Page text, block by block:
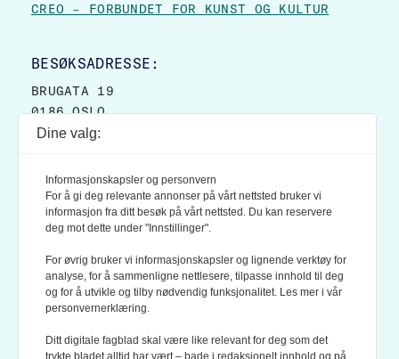
CREO – FORBUNDET FOR KUNST OG KULTUR
BESØKSADRESSE:
BRUGATA 19
0186 OSLO
POSTBOKS 9007 GRØNLAND
0133 OSLO
LES OGSÅ:
KONTEKSTS PERSONVERN-POLICY
Dine valg:
Informasjonskapsler og personvern
For å gi deg relevante annonser på vårt nettsted bruker vi
informasjon fra ditt besøk på vårt nettsted. Du kan reservere
deg mot dette under "Innstillinger".
For øvrig bruker vi informasjonskapsler og lignende verktøy for
analyse, for å sammenligne nettlesere, tilpasse innhold til deg
og for å utvikle og tilby nødvendig funksjonalitet. Les mer i vår
personvernerklæring.
Ditt digitale fagblad skal være like relevant for deg som det
trykte bladet alltid har vært – bade i redaksjonelt innhold og på